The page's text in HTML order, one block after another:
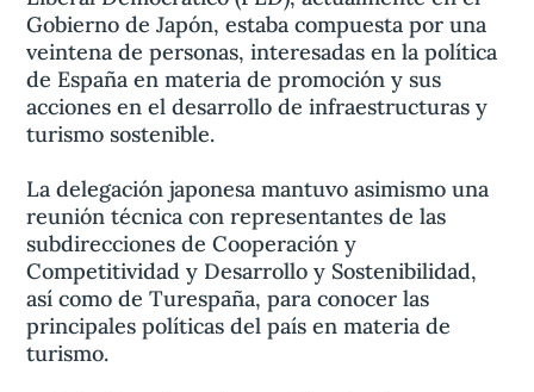
Gobierno de Japón, estaba compuesta por una
veintena de personas, interesadas en la política
de España en materia de promoción y sus
acciones en el desarrollo de infraestructuras y
turismo sostenible.
La delegación japonesa mantuvo asimismo una
reunión técnica con representantes de las
subdirecciones de Cooperación y
Competitividad y Desarrollo y Sostenibilidad,
así como de Turespaña, para conocer las
principales políticas del país en materia de
turismo.